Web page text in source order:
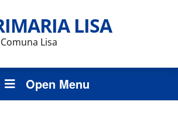
LISA
Lisa
Open Menu